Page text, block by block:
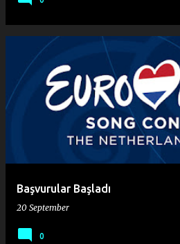
Başvurular Başladı
20 September
0